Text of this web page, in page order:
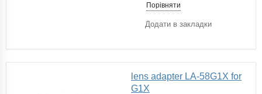
Порівняти
Додати в закладки
lens adapter LA-58G1X for
G1X